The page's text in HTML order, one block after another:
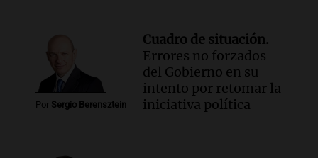
Por Sergio Berensztein
Cuadro de situación.
Errores no forzados
del Gobierno en su
intento por retomar la
iniciativa política